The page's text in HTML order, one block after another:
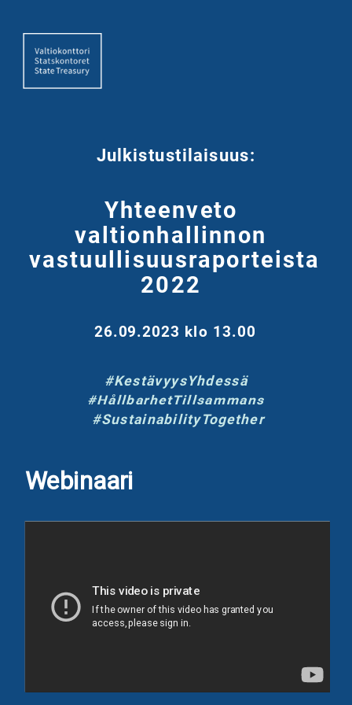
26.09.2023 klo 13.00
Yhteenveto
valtionhallinnon
vastuullisuusraporteista
2022
#KestävyysYhdessä
#HållbarhetTillsammans
#SustainabilityTogether
Julkistustilaisuus:
Webinaari
ACCESSIBILITY STATEMENT
2021) concerns the website created by Taiqa Digital
Oy and is used for purposes of webinars (hereinafter